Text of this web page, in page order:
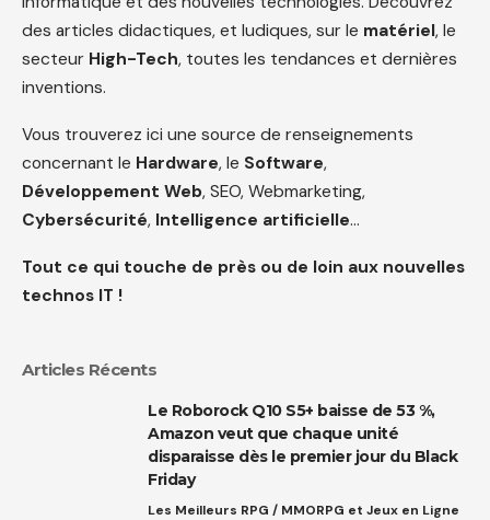
des articles didactiques, et ludiques, sur le matériel, le
secteur High-Tech, toutes les tendances et dernières
inventions.
Vous trouverez ici une source de renseignements
concernant le Hardware, le Software,
Développement Web, SEO, Webmarketing,
Cybersécurité, Intelligence artificielle…
Tout ce qui touche de près ou de loin aux nouvelles
technos IT !
Articles Récents
Le Roborock Q10 S5+ baisse de 53 %,
Amazon veut que chaque unité
disparaisse dès le premier jour du Black
Friday
Les Meilleurs RPG / MMORPG et Jeux en Ligne